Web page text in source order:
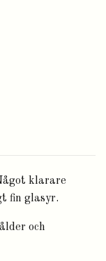
klarare
fin glasyr.
och